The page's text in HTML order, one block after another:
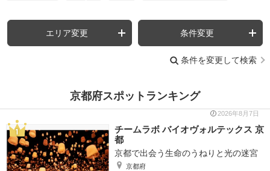
エリア変更 条件変更
条件を変更して検索
京都府スポットランキング
2026年8月7日
チームラボ バイオヴォルテックス 京
都
京都で出会う生命のうねりと光の迷宮
京都府